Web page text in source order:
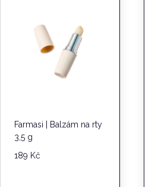
Farmasi | Balzám na rty
3,5 g
189 Kč